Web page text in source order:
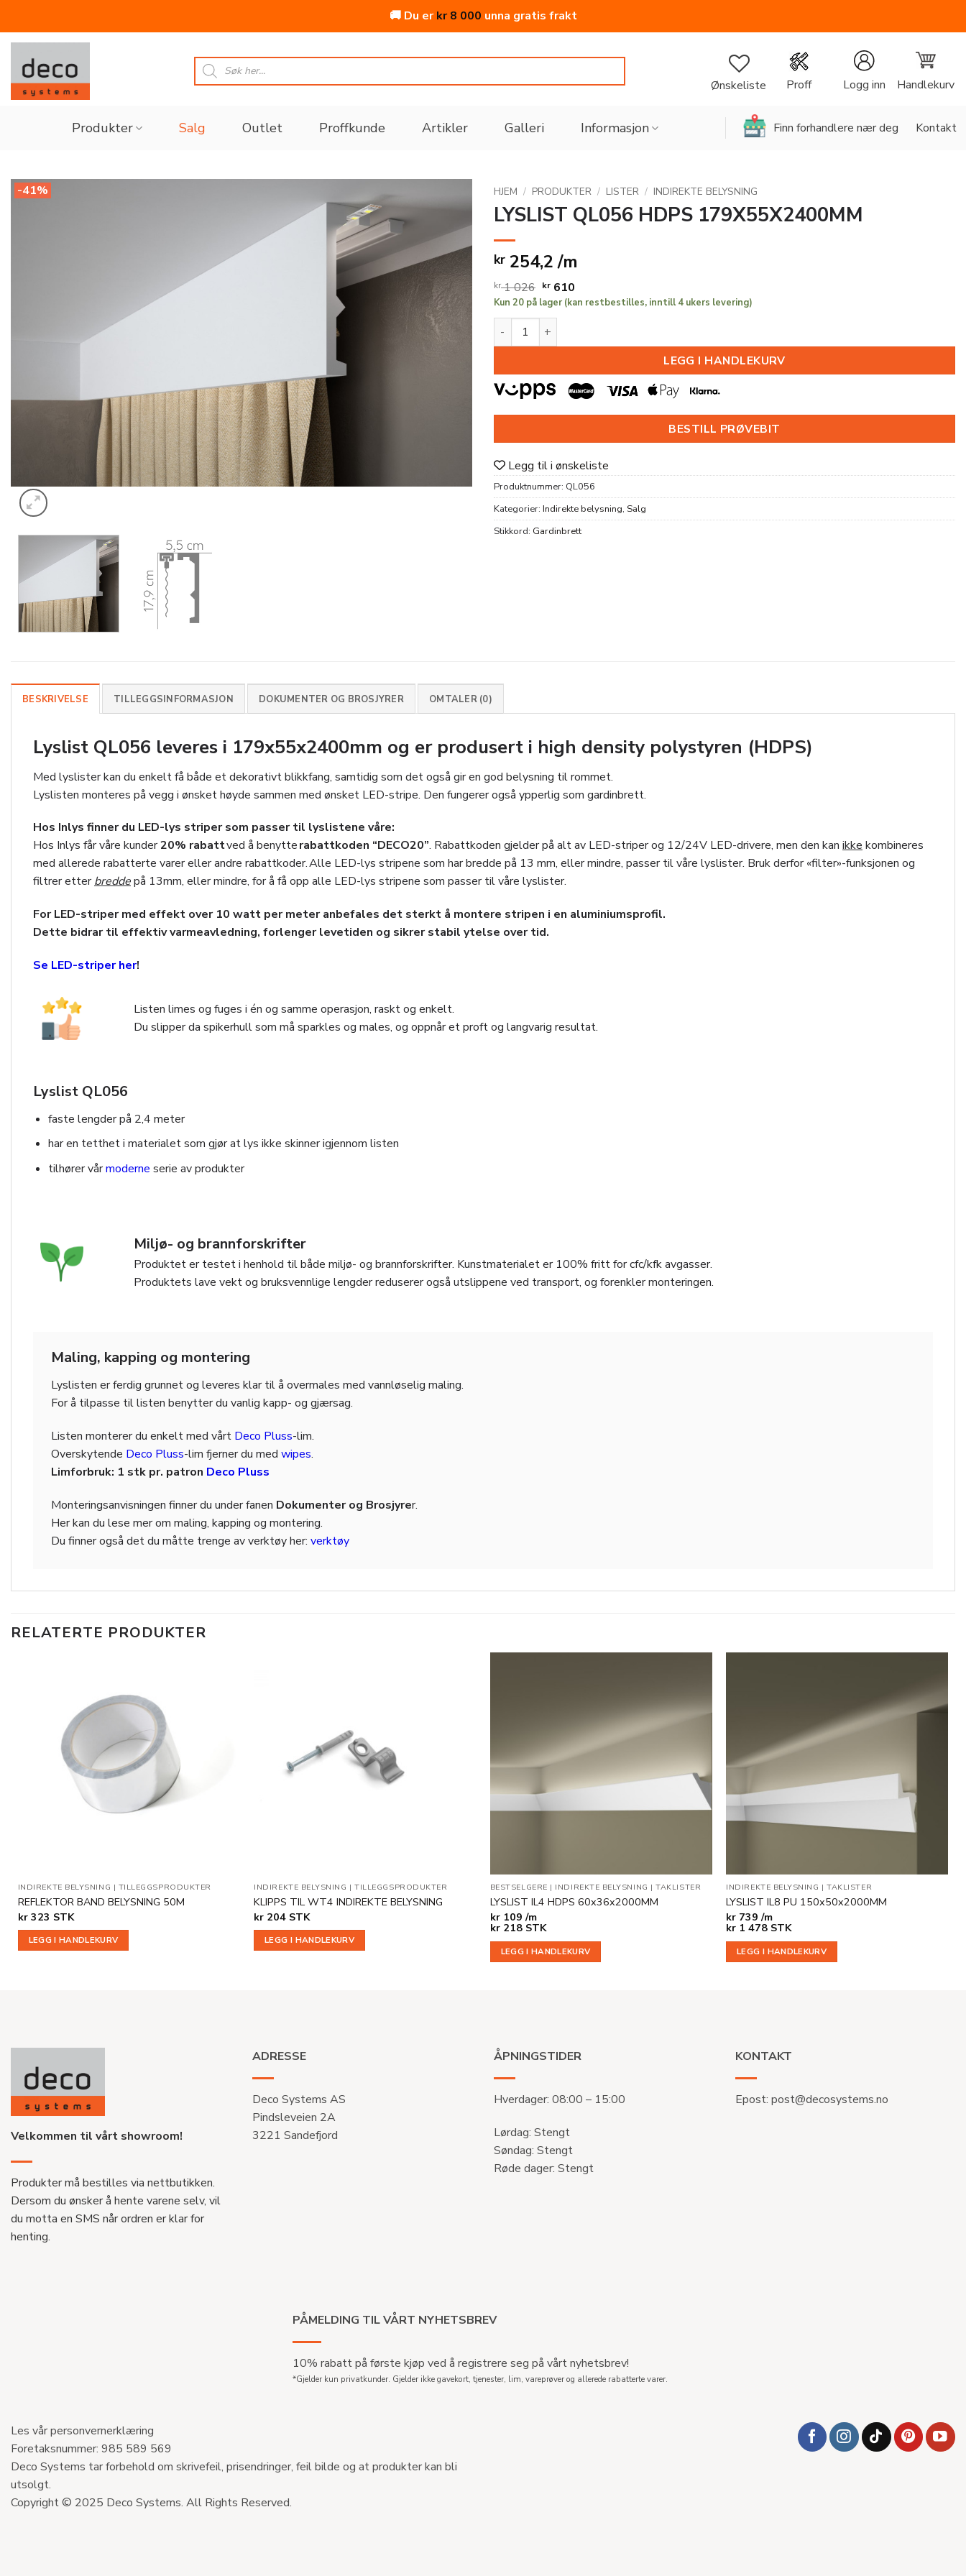
🚚 Du erkr8 000 unna gratis frakt
Skip
content
Products
search
Ønskeliste Proff Logg inn Handlekurv
Produkter Salg Outlet Proffkunde Artikler Galleri Informasjon Finn forhandlere nær deg Kontakt
Legg
til i
ønskeliste
-41% HJEM / PRODUKTER / LISTER / INDIREKTE BELYSNING
LYSLIST QL056 HDPS 179X55X2400MM
kr 254,2 /m
kr1 026 Opprinnelig
pris
var:
kr610Nåværende
pris
Kun 20 på lager (kan restbestilles, inntill 4 ukers levering)
LYSLIST QL056 HDPS 179X55X2400MM antall
LEGG I HANDLEKURV
BESTILL PRØVEBIT
Legg til i ønskeliste
Produktnummer: QL056
Kategorier: Indirekte belysning, Salg
Stikkord: Gardinbrett
BESKRIVELSE TILLEGGSINFORMASJON DOKUMENTER OG BROSJYRER OMTALER (0)
Lyslist QL056 leveres i 179x55x2400mm og er produsert i high density polystyren (HDPS)
Med lyslister kan du enkelt få både et dekorativt blikkfang, samtidig som det også gir en god belysning til rommet.
Lyslisten monteres på vegg i ønsket høyde sammen med ønsket LED-stripe. Den fungerer også ypperlig som gardinbrett.
Hos Inlys finner du LED-lys striper som passer til lyslistene våre:
Hos Inlys får våre kunder20% rabattved å benytterabattkoden “DECO20”. Rabattkoden gjelder på alt av LED-striper og 12/24V LED-drivere, men den kan ikkekombineres
med allerede rabatterte varer eller andre rabattkoder. Alle LED-lys stripene som har bredde på 13 mm, eller mindre, passer til våre lyslister. Bruk derfor «filter»-funksjonen og
filtrer etterbreddepå 13mm, eller mindre, for å få opp alle LED-lys stripene som passer til våre lyslister.
For LED-striper med effekt over 10 watt per meter anbefales det sterkt å montere stripen i en aluminiumsprofil.
Dette bidrar til effektiv varmeavledning, forlenger levetiden og sikrer stabil ytelse over tid.
Se LED-striper her!
Listen limes og fuges i én og samme operasjon, raskt og enkelt.
Du slipper da spikerhull som må sparkles og males, og oppnår et proft og langvarig resultat.
Lyslist QL056
faste lengder på 2,4 meter
har en tetthet i materialet som gjør at lys ikke skinner igjennom listen
tilhører vårmoderne serie av produkter
Miljø- og brannforskrifter
Produktet er testet i henhold til både miljø- og brannforskrifter. Kunstmaterialet er 100% fritt for cfc/kfk avgasser.
Produktets lave vekt og bruksvennlige lengder reduserer også utslippene ved transport, og forenkler monteringen.
Maling, kapping og montering
Lyslisten er ferdig grunnet og leveres klar til å overmales med vannløselig maling.
For å tilpasse til listen benytter du vanlig kapp- og gjærsag.
Listen monterer du enkelt med vårt Deco Pluss-lim.
Overskytende Deco Pluss-lim fjerner du med wipes.
Limforbruk: 1 stk pr. patron Deco Pluss
Monteringsanvisningen finner du under fanen Dokumenter og Brosjyrer.
Her kan du lese mer om maling, kapping og montering.
Du finner også det du måtte trenge av verktøy her: verktøy
RELATERTE PRODUKTER
INDIREKTE BELYSNING | TILLEGGSPRODUKTER
REFLEKTOR BAND BELYSNING 50M
kr323 STK
LEGG I HANDLEKURV
INDIREKTE BELYSNING |TILLEGGSPRODUKTER
KLIPPS TIL WT4 INDIREKTE BELYSNING
kr 204 STK
LEGG I HANDLEKURV
BESTSELGERE | INDIREKTE BELYSNING |TAKLISTER
LYSLIST IL4 HDPS 60x36x2000MM
kr109 /m
kr218 STK
LEGG I HANDLEKURV
Legg til
i
INDIREKTE BELYSNING |TAKLISTER
LYSLIST IL8 PU 150x50x2000MM
kr 739 /m
kr 1 478 STK
LEGG I HANDLEKURV
Velkommen til vårt showroom!
Produkter må bestilles via nettbutikken.
Dersom du ønsker å hente varene selv, vil
du motta en SMS når ordren er klar for
henting.
ADRESSE
Deco Systems AS
Pindsleveien 2A
3221 Sandefjord
ÅPNINGSTIDER
Hverdager: 08:00 – 15:00
Lørdag: Stengt
Søndag: Stengt
Røde dager: Stengt
KONTAKT
Epost: post@decosystems.no
PÅMELDING TIL VÅRT NYHETSBREV
10% rabatt på første kjøp ved å registrere seg på vårt nyhetsbrev!
*Gjelder kun privatkunder. Gjelder ikke gavekort, tjenester, lim, vareprøver og allerede rabatterte varer.
Les vår personvernerklæring
Foretaksnummer: 985 589 569
Deco Systems tar forbehold om skrivefeil, prisendringer, feil bilde og at produkter kan bli
utsolgt.
Copyright © 2025 Deco Systems. All Rights Reserved.